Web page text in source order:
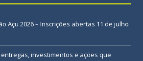
Açu 2026 – Inscrições abertas 11 de julho
investimentos e ações que